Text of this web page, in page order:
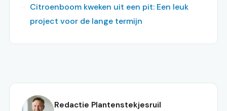
Citroenboom kweken uit een pit: Een leuk
project voor de lange termijn
Redactie Plantenstekjesruil